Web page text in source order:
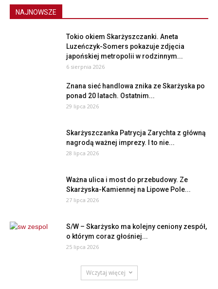
NAJNOWSZE
Tokio okiem Skarżyszczanki. Aneta
Luzeńczyk-Somers pokazuje zdjęcia
japońskiej metropolii w rodzinnym...
6 sierpnia 2026
Znana sieć handlowa znika ze Skarżyska po
ponad 20 latach. Ostatnim...
29 lipca 2026
Skarżyszczanka Patrycja Zarychta z główną
nagrodą ważnej imprezy. I to nie...
28 lipca 2026
Ważna ulica i most do przebudowy. Ze
Skarżyska-Kamiennej na Lipowe Pole...
27 lipca 2026
S/W – Skarżysko ma kolejny ceniony zespół,
o którym coraz głośniej...
25 lipca 2026
Wczytaj więcej